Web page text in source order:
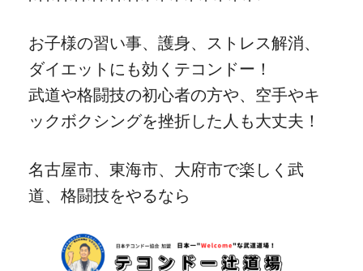
お子様の習い事、護身、ストレス解消、
ダイエットにも効くテコンドー！
武道や格闘技の初心者の方や、空手やキ
ックボクシングを挫折した人も大丈夫！
名古屋市、東海市、大府市で楽しく武
道、格闘技をやるなら